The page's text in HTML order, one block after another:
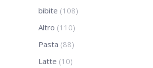
bibite (108)
Altro (110)
Pasta (88)
Latte (10)